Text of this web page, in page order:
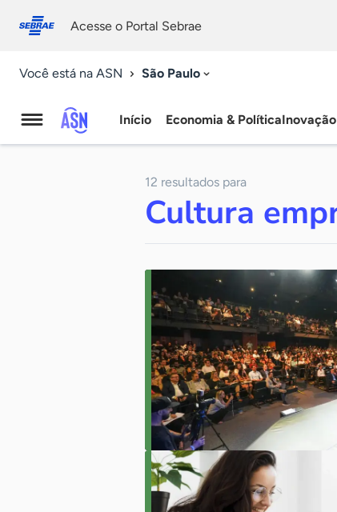
conosco
Acesse o Portal Sebrae
Você está na ASN São Paulo
Agência
Notícias
Início Economia & Política
12 resultados para
Cultura